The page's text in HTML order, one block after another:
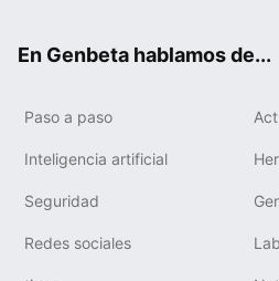
En Genbeta hablamos de...
Paso a paso
Inteligencia artificial
Seguridad
Redes sociales